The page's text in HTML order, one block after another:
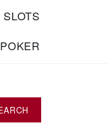
SLOTS
POKER